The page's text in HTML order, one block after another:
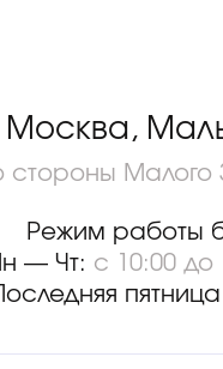
Москва,
стороны Малого
Режим работы
— Чт: с 10:00 до